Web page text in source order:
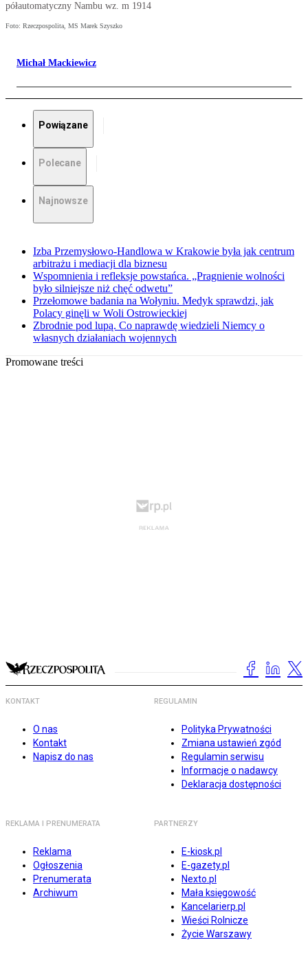
półautomatyczny Nambu wz. m 1914
Foto: Rzeczpospolita, MS Marek Szyszko
Michał Mackiewicz
Powiązane
Polecane
Najnowsze
Izba Przemysłowo-Handlowa w Krakowie była jak centrum
arbitrażu i mediacji dla biznesu
Wspomnienia i refleksje powstańca. „Pragnienie wolności
było silniejsze niż chęć odwetu”
Przełomowe badania na Wołyniu. Medyk sprawdzi, jak
Polacy ginęli w Woli Ostrowieckiej
Zbrodnie pod lupą. Co naprawdę wiedzieli Niemcy o
własnych działaniach wojennych
Promowane treści
KONTAKT
O nas
Kontakt
Napisz do nas
REGULAMIN
Polityka Prywatności
Zmiana ustawień zgód
Regulamin serwisu
Informacje o nadawcy
Deklaracja dostępności
REKLAMA I PRENUMERATA
Reklama
Ogłoszenia
Prenumerata
Archiwum
PARTNERZY
E-kiosk.pl
E-gazety.pl
Nexto.pl
Mała księgowość
Kancelarierp.pl
Wieści Rolnicze
Życie Warszawy